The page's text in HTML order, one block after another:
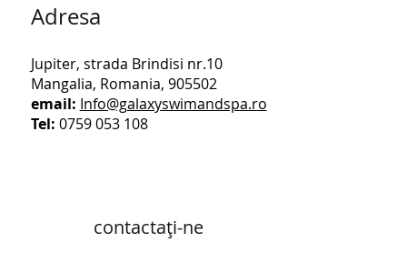
Adresa
Jupiter, strada Brindisi nr.10
Mangalia, Romania, 905502
email: Info@galaxyswimandspa.ro
Tel: 0759 053 108
contactaţi-ne